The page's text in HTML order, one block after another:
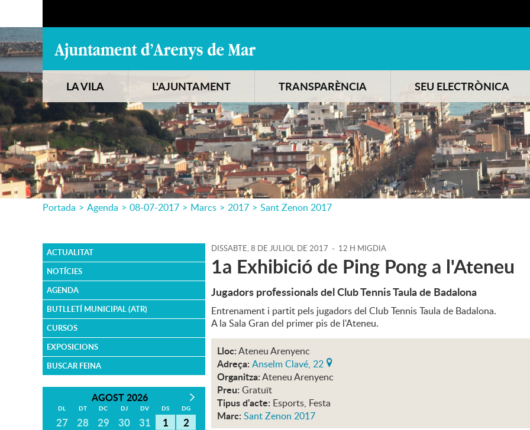
LA VILA L'AJUNTAMENT TRANSPARÈNCIA SEU ELECTRÒNICA
Portada > Agenda > 08-07-2017 > Marcs > 2017 > Sant Zenon 2017
ACTUALITAT
NOTÍCIES
AGENDA
BUTLLETÍ MUNICIPAL (ATR)
CURSOS
EXPOSICIONS
BUSCAR FEINA
AGOST 2026
DL DT DC DJ DV DS DG
27 28 29 30 31 1
2
DISSABTE,8 DE JULIOL DE 2017 - 12 H MIGDIA
1a Exhibició de Ping Pong a l'Ateneu
Jugadors professionals del Club Tennis Taula de Badalona
Entrenament i partit pels jugadors del Club Tennis Taula de Badalona.
A la Sala Gran del primer pis de l'Ateneu.
Lloc:Ateneu Arenyenc
Adreça: Anselm Clavé, 22
Organitza:Ateneu Arenyenc
Preu: Gratuït
Tipus d'acte: Esports, Festa
Marc: Sant Zenon 2017